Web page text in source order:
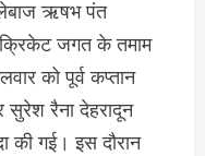
ऋषभ पंत
जगत के तमाम
को पूर्व कप्तान
सुरेश रैना देहरादून
की गई। इस दौरान